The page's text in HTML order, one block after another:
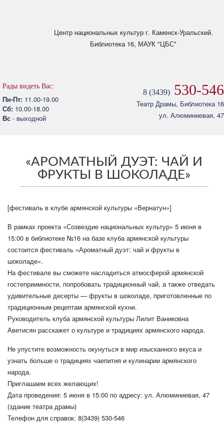
Центр национальных культург. Каменск-Уральский.
Библиотека 16, МАУК "ЦБС"
Рады видеть Вас:
Пн-Пт: 11.00-19.00
Сб: 10.00-18.00
Вс - выходной
8 (3439) 530-546
Театр Драмы, Библиотека 16
ул. Алюминиевая, 47
«АРОМАТНЫЙ ДУЭТ: ЧАЙ И
ФРУКТЫ В ШОКОЛАДЕ»
[фестиваль в клубе армянской культуры «Вернатун»]
В рамках проекта «Созвездие национальных культур» 5 июня в
15:00 в библиотеке №16 на базе клуба армянской культуры
состоится фестиваль «Ароматный дуэт: чай и фрукты в
шоколаде».
На фестивале вы сможете насладиться атмосферой армянской
гостеприимности, попробовать традиционный чай, а также отведать
удивительные десерты — фрукты в шоколаде, приготовленные по
традиционным рецептам армянской кухни.
Руководитель клуба армянской культуры Лилит Ваниковна
Аветисян расскажет о культуре и традициях армянского народа.
Не упустите возможность окунуться в мир изысканного вкуса и
узнать больше о традициях чаепития и кулинарии армянского
народа.
Приглашаем всех желающих!
Дата проведения: 5 июня в 15:00 по адресу: ул. Алюминиевая, 47
(здание театра драмы)
Телефон для справок: 8(3439) 530-546